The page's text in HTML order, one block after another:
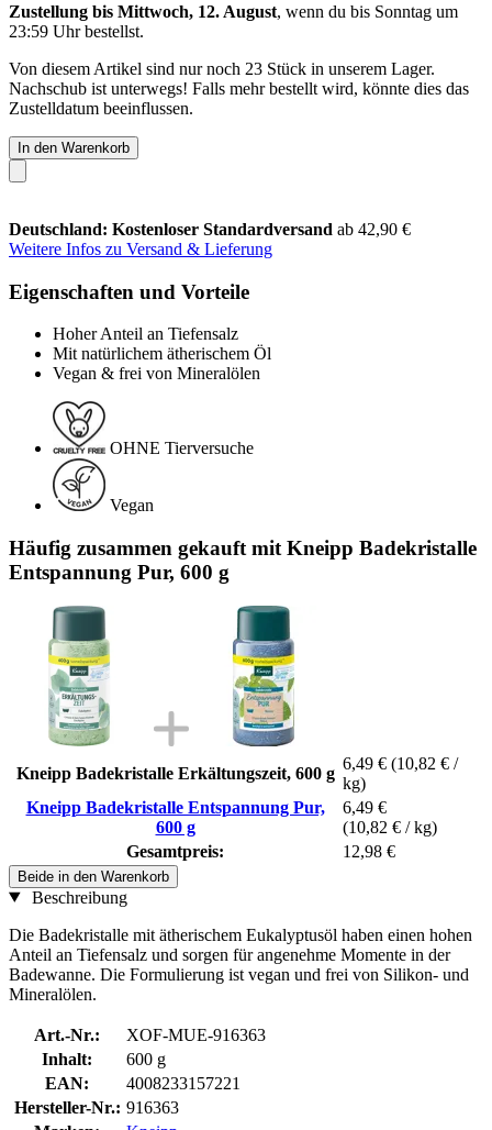
Zustellung bis Mittwoch, 12. August, wenn du bis Sonntag um
23:59 Uhrbestellst.
Von diesem Artikel sind nur noch 23 Stück in unserem Lager.
Nachschub ist unterwegs! Falls mehr bestellt wird, könnte dies das
Zustelldatum beeinflussen.
In den Warenkorb
Deutschland: Kostenloser Standardversand ab 42,90 €
Weitere Infos zu Versand & Lieferung
Eigenschaften und Vorteile
Hoher Anteil an Tiefensalz
Mit natürlichem ätherischem Öl
Vegan & frei von Mineralölen
OHNE Tierversuche
Vegan
Häufig zusammen gekauft mit Kneipp Badekristalle
Entspannung Pur, 600 g
Kneipp Badekristalle Erkältungszeit, 600 g
6,49 € (10,82 € /
kg)
Kneipp Badekristalle Entspannung Pur,
600 g
6,49 €
(10,82 € / kg)
Gesamtpreis:
12,98 €
Beide in den Warenkorb
Beschreibung
Die Badekristalle mit ätherischem Eukalyptusöl haben einen hohen
Anteil an Tiefensalz und sorgen für angenehme Momente in der
Badewanne. Die Formulierung ist vegan und frei von Silikon- und
Mineralölen.
Art.-Nr.:
XOF-MUE-916363
Inhalt:
600 g
EAN:
4008233157221
Hersteller-Nr.: 916363